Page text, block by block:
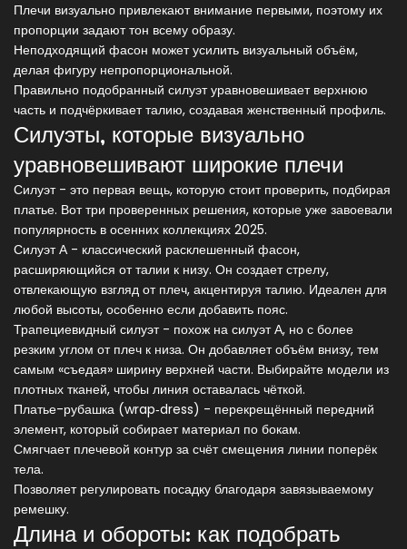
Плечи визуально привлекают внимание первыми, поэтому их
пропорции задают тон всему образу.
Неподходящий фасон может усилить визуальный объём,
делая фигуру непропорциональной.
Правильно подобранный силуэт уравновешивает верхнюю
часть и подчёркивает талию, создавая женственный профиль.
Силуэты, которые визуально
уравновешивают широкие плечи
Силуэт - это первая вещь, которую стоит проверить, подбирая
платье. Вот три проверенных решения, которые уже завоевали
популярность в осенних коллекциях 2025.
Силуэт А- классический расклешенный фасон,
расширяющийся от талии к низу. Он создает стрелу,
отвлекающую взгляд от плеч, акцентируя талию. Идеален для
любой высоты, особенно если добавить пояс.
Трапециевидный силуэт- похож на силуэт А, но с более
резким углом от плеч к низа. Он добавляет объём внизу, тем
самым «съедая» ширину верхней части. Выбирайте модели из
плотных тканей, чтобы линия оставалась чёткой.
Платье-рубашка (wrap‑dress) - перекрещённый передний
элемент, который собирает материал по бокам.
Смягчает плечевой контур за счёт смещения линии поперёк
тела.
Позволяет регулировать посадку благодаря завязываемому
ремешку.
Длина и обороты: как подобрать